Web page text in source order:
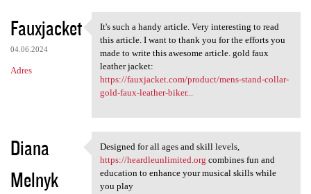
Fauxjacket
04.06.2024
Adres
It's such a handy article.
It's such a handy article. Very interesting to read
this article. I want to thank you for the efforts you
made to write this awesome article. gold faux
leather jacket:
https://fauxjacket.com/product/mens-stand-collar-
gold-faux-leather-biker...
Diana
Melnyk
Designed for all ages and
Designed for all ages and skill levels,
https://heardleunlimited.org combines fun and
education to enhance your musical skills while
you play